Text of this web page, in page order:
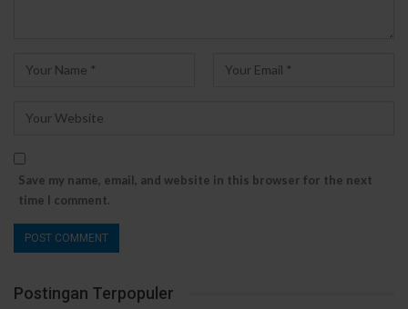
Save my name, email, and website in this browser for the next
time I comment.
Postingan Terpopuler